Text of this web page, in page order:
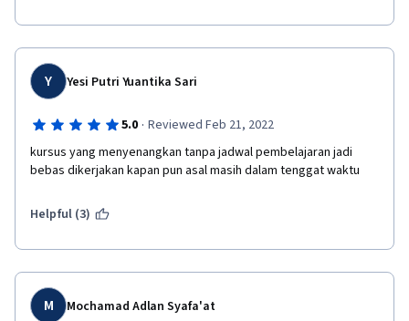
Y Yesi Putri Yuantika Sari
5.0 · Reviewed Feb 21, 2022
kursus yang menyenangkan tanpa jadwal pembelajaran jadi
bebas dikerjakan kapan pun asal masih dalam tenggat waktu
Helpful (3)
M Mochamad Adlan Syafa'at